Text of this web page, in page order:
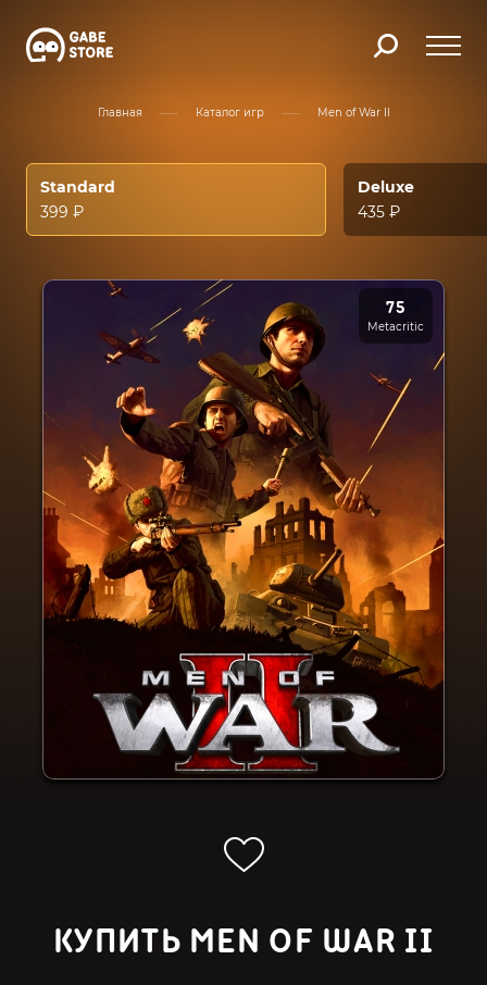
Главная Каталог игр Men of War II
Standard
399 ₽
Deluxe
435 ₽
75
Metacritic
КУПИТЬ MEN OF WAR II